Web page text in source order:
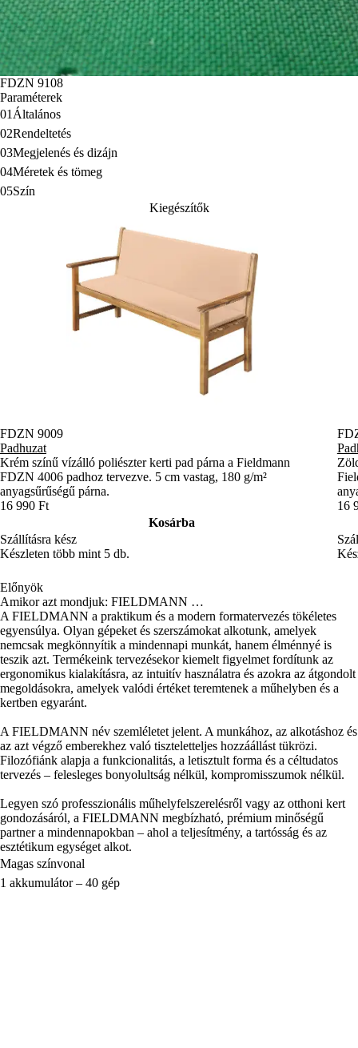
FDZN 9108
Paraméterek
01 Általános
02Rendeltetés
03Megjelenés és dizájn
04Méretek és tömeg
05Szín
Kiegészítők
FDZN 9009
Padhuzat
Krém színű vízálló poliészter kerti pad párna a Fieldmann
FDZN 4006 padhoz tervezve. 5 cm vastag, 180 g/m²
anyagsűrűségű párna.
16 990 Ft
Kosárba
Szállításra kész
Készleten több mint 5 db.
16
Előnyök
Amikor azt mondjuk: FIELDMANN …
A FIELDMANN a praktikum és a modern formatervezés tökéletes
egyensúlya. Olyan gépeket és szerszámokat alkotunk, amelyek
nemcsak megkönnyítik a mindennapi munkát, hanem élménnyé is
teszik azt. Termékeink tervezésekor kiemelt figyelmet fordítunk az
ergonomikus kialakításra, az intuitív használatra és azokra az átgondolt
megoldásokra, amelyek valódi értéket teremtenek a műhelyben és a
kertben egyaránt.
A FIELDMANN név szemléletet jelent. A munkához, az alkotáshoz és
az azt végző emberekhez való tiszteletteljes hozzáállást tükrözi.
Filozófiánk alapja a funkcionalitás, a letisztult forma és a céltudatos
tervezés – felesleges bonyolultság nélkül, kompromisszumok nélkül.
Legyen szó professzionális műhelyfelszerelésről vagy az otthoni kert
gondozásáról, a FIELDMANN megbízható, prémium minőségű
partner a mindennapokban – ahol a teljesítmény, a tartósság és az
esztétikum egységet alkot.
Magas színvonal
1 akkumulátor – 40 gép